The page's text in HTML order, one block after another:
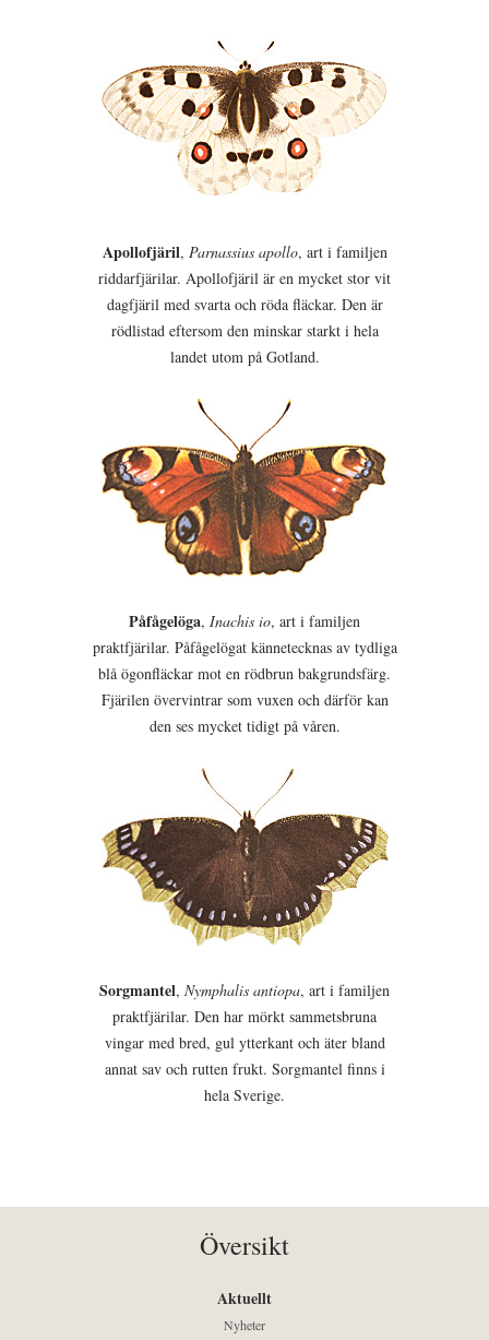
Apollofjäril, Parnassius apollo, art i familjen
riddarfjärilar. Apollofjäril är en mycket stor vit
dagfjäril med svarta och röda fläckar. Den är
rödlistad eftersom den minskar starkt i hela
landet utom på Gotland.
Påfågelöga, Inachis io, art i familjen
praktfjärilar. Påfågelögat kännetecknas av tydliga
blå ögonfläckar mot en rödbrun bakgrundsfärg.
Fjärilen övervintrar som vuxen och därför kan
den ses mycket tidigt på våren.
Sorgmantel, Nymphalis antiopa, art i familjen
praktfjärilar. Den har mörkt sammetsbruna
vingar med bred, gul ytterkant och äter bland
annat sav och rutten frukt. Sorgmantel finns i
hela Sverige.
Översikt
Aktuellt
Nyheter